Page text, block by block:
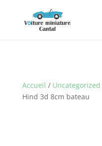
Accueil / Uncategorized
Hind 3d 8cm bateau